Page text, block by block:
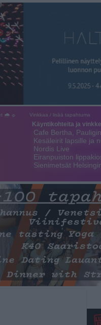
🌧 ☼ Vinkkaa / lisää tapahtuma
Käyntikohteita ja
Cafe Bertha,
Kesäleirit lapsille ja
Nordis Live
Eiranpuiston
Sienimetsät